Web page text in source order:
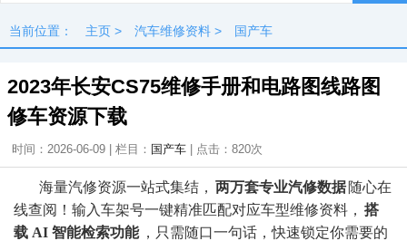
当前位置： 主页 > 汽车维修资料 > 国产车
2023年长安CS75维修手册和电路图线路图
修车资源下载
时间：2026-06-09 | 栏目： 国产车 | 点击： 820次
海量汽修资源一站式集结， 两万套专业汽修数据 随心在
线查阅！输入车架号一键精准匹配对应车型维修资料， 搭
载 AI 智能检索功能 ，只需随口一句话，快速锁定你需要的